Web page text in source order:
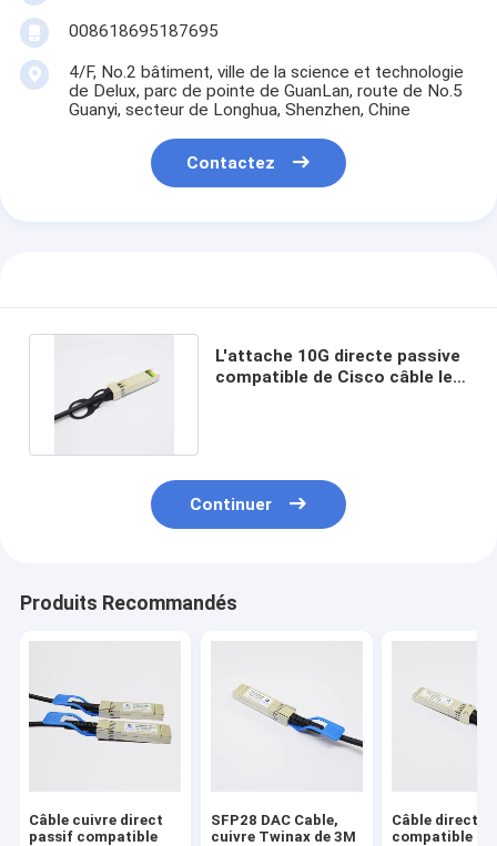
008618695187695
4/F, No.2 bâtiment, ville de la science et technologie
de Delux, parc de pointe de GuanLan, route de No.5
Guanyi, secteur de Longhua, Shenzhen, Chine
Contactez
L'attache 10G directe passive
compatible de Cisco câble le
Continuer
Produits Recommandés
Câble cuivre direct
passif compatible
SFP28 DAC Cable,
cuivre Twinax de 3M
Câble direct
compatible